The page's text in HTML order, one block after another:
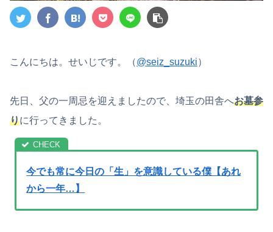
こんにちは。せいじです。（@seiz_suzuki）
先日、父の一周忌を迎えましたので、埼玉の田舎へお墓参
りに行ってきました。
今でも常に今日の「生」を意識している僕【あれ
から一年…】